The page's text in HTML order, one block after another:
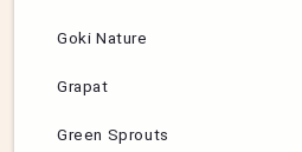
Goki Nature
Grapat
Green Sprouts